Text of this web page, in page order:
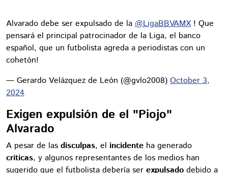
Alvarado debe ser expulsado de la @LigaBBVAMX! Que
pensará el principal patrocinador de la Liga, el banco
español, que un futbolista agreda a periodistas con un
cohetón!
— Gerardo Velázquez de León (@gvlo2008) October 3,
2024
Exigen expulsión de el "Piojo"
Alvarado
A pesar de las disculpas, el incidente ha generado
críticas, y algunos representantes de los medios han
sugerido que el futbolista debería ser expulsado debido a